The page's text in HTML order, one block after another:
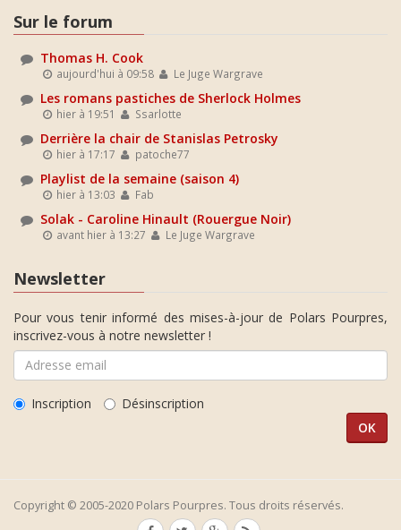
Sur le forum
Thomas H. Cook
aujourd'hui à 09:58 Le Juge Wargrave
Les romans pastiches de Sherlock Holmes
hier à 19:51 Ssarlotte
Derrière la chair de Stanislas Petrosky
hier à 17:17 patoche77
Playlist de la semaine (saison 4)
hier à 13:03 Fab
Solak - Caroline Hinault (Rouergue Noir)
avant hier à 13:27 Le Juge Wargrave
Newsletter
Pour vous tenir informé des mises-à-jour de Polars Pourpres,
inscrivez-vous à notre newsletter !
Inscription Désinscription
Copyright © 2005-2020 Polars Pourpres. Tous droits réservés.